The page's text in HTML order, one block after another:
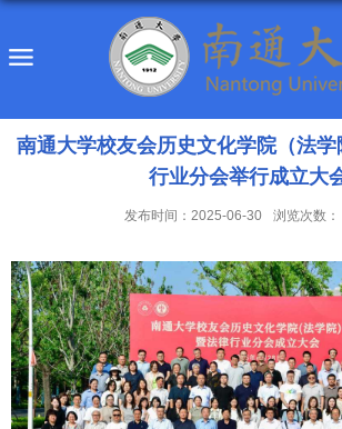
南通大学校友会历史文化学院（法
行业分会举行成立大
发布时间：2025-06-30 浏览次数：